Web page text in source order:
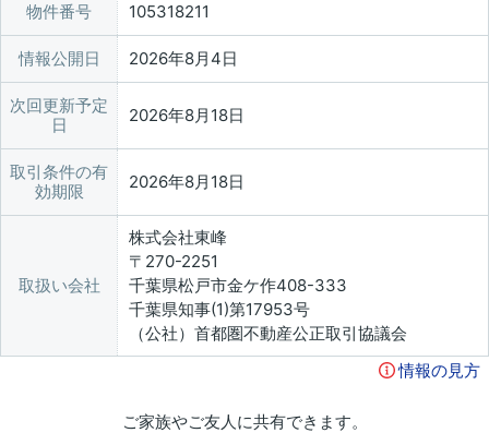
物件番号 105318211
情報公開日 2026年8月4日
次回更新予定
日
2026年8月18日
取引条件の有
効期限
2026年8月18日
取扱い会社
株式会社東峰
〒270-2251
千葉県松戸市金ケ作408-333
千葉県知事(1)第17953号
（公社）首都圏不動産公正取引協議会
情報の見方
ご家族やご友人に共有できます。